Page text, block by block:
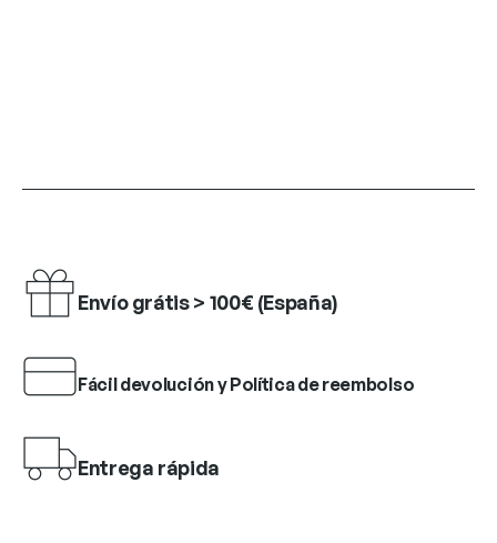
Envío grátis > 100€ (España)
Fácil devolución y Política de reembolso
Entrega rápida